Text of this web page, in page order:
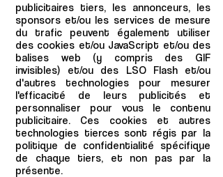
publicitaires tiers, les annonceurs, les
sponsors et/ou les services de mesure
du trafic peuvent également utiliser
des cookies et/ou JavaScript et/ou des
balises web (y compris des GIF
invisibles) et/ou des LSO Flash et/ou
d'autres technologies pour mesurer
l'efficacité de leurs publicités et
personnaliser pour vous le contenu
publicitaire. Ces cookies et autres
technologies tierces sont régis par la
politique de confidentialité spécifique
de chaque tiers, et non pas par la
présente.